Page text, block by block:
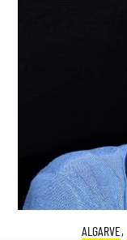
ALGARVE,